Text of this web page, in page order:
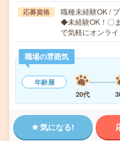
応募資格
職種未経験OK /
◆未経験OK！〇
で気軽にオンラ
職場の雰囲気
年齢層
20代
気になる!